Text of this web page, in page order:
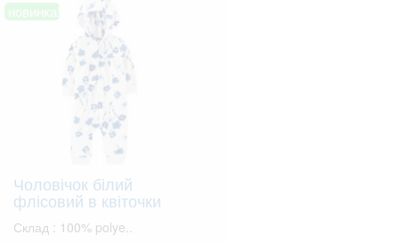
новинка!
Чоловічок білий
флісовий в квіточки
Склад : 100% polye..